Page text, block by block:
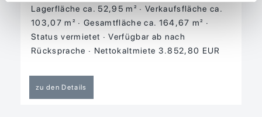
Lagerfläche ca. 52,95 m²
Verkaufsfläche ca.
103,07 m²
Gesamtfläche ca. 164,67 m²
Status vermietet
Verfügbar ab nach
Rücksprache
Nettokaltmiete 3.852,80 EUR
zu den Details